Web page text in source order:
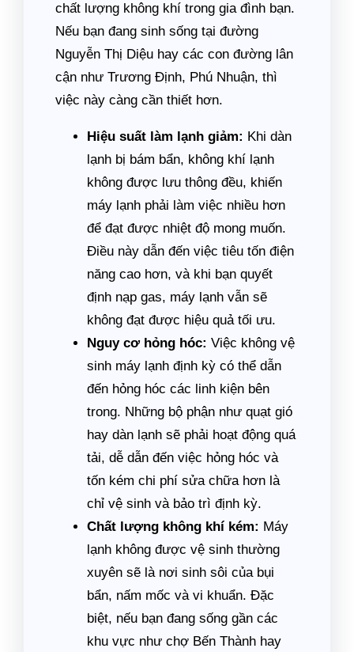
chất lượng không khí trong gia đình bạn.
Nếu bạn đang sinh sống tại đường
Nguyễn Thị Diệu hay các con đường lân
cận như Trương Định, Phú Nhuận, thì
việc này càng cần thiết hơn.
Hiệu suất làm lạnh giảm: Khi dàn
lạnh bị bám bẩn, không khí lạnh
không được lưu thông đều, khiến
máy lạnh phải làm việc nhiều hơn
để đạt được nhiệt độ mong muốn.
Điều này dẫn đến việc tiêu tốn điện
năng cao hơn, và khi bạn quyết
định nạp gas, máy lạnh vẫn sẽ
không đạt được hiệu quả tối ưu.
Nguy cơ hỏng hóc: Việc không vệ
sinh máy lạnh định kỳ có thể dẫn
đến hỏng hóc các linh kiện bên
trong. Những bộ phận như quạt gió
hay dàn lạnh sẽ phải hoạt động quá
tải, dễ dẫn đến việc hỏng hóc và
tốn kém chi phí sửa chữa hơn là
chỉ vệ sinh và bảo trì định kỳ.
Chất lượng không khí kém: Máy
lạnh không được vệ sinh thường
xuyên sẽ là nơi sinh sôi của bụi
bẩn, nấm mốc và vi khuẩn. Đặc
biệt, nếu bạn đang sống gần các
khu vực như chợ Bến Thành hay